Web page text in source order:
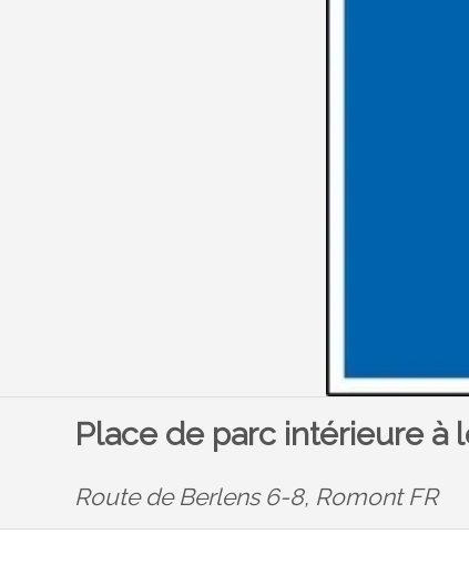
Place de parc intérieure à
Route de Berlens 6-8, Romont FR